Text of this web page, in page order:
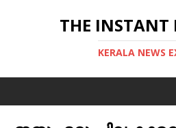
THE INSTANT
KERALA NEWS